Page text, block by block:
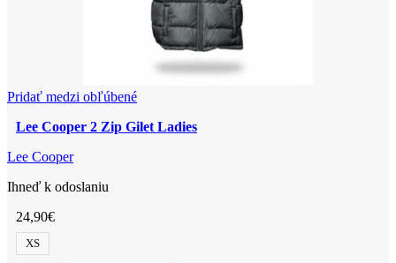
Pridať medzi obľúbené
Lee Cooper 2 Zip Gilet Ladies
Lee Cooper
Ihneď k odoslaniu
24,90€
XS